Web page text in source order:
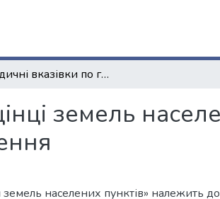
Методичні вказівки по грошовій оцінці земель населеного пункту різного функціонального призначення
земель
населених пунктів» належить до